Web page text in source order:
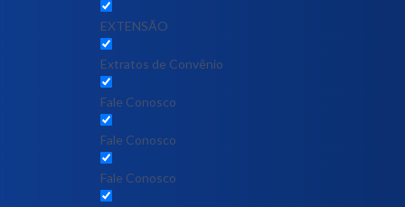
EXTENSÃO
Extratos de Convênio
Fale Conosco
Fale Conosco
Fale Conosco